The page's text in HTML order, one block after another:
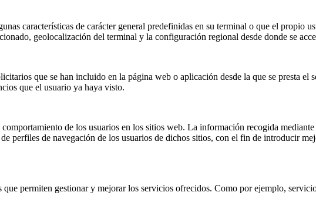
características de carácter general predefinidas en su terminal o que el propio
geolocalización del terminal y la configuración regional desde donde se
que se han incluido en la página web o aplicación desde la que se presta
que el usuario ya haya visto.
de los usuarios en los sitios web. La información recogida
perfiles de navegación de los usuarios de dichos sitios, con el fin de introducir
permiten gestionar y mejorar los servicios ofrecidos. Como por ejemplo,